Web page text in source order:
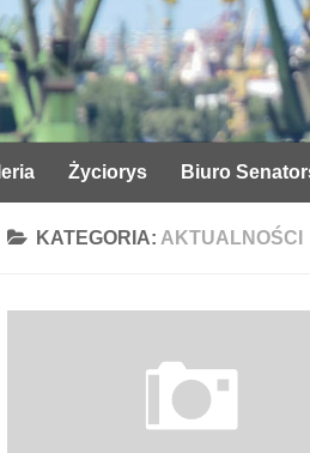
Życiorys Biuro
KATEGORIA: AKTUALNOŚCI